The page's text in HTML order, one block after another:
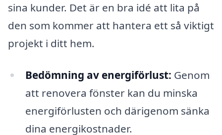
sina kunder. Det är en bra idé att lita på
den som kommer att hantera ett så viktigt
projekt i ditt hem.
Bedömning av energiförlust: Genom
att renovera fönster kan du minska
energiförlusten och därigenom sänka
dina energikostnader.